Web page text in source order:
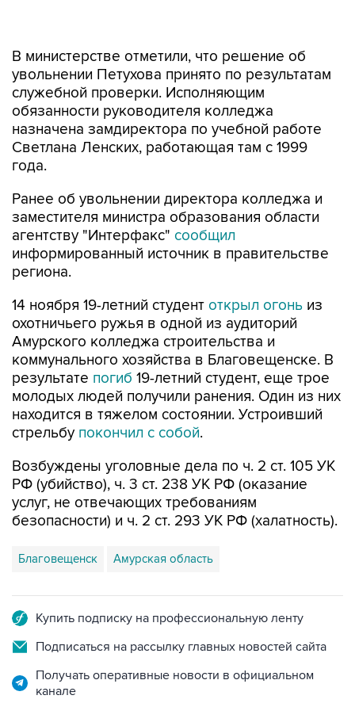
служебной проверки. Исполняющим
обязанности руководителя колледжа
назначена замдиректора по учебной работе
Светлана Ленских, работающая там с 1999
года.
Ранее об увольнении директора колледжа и
агентству "Интерфакс"сообщил
информированный источник в правительстве
региона.
14 ноября 19-летний студент
Амурского колледжа строительства и
коммунального хозяйства в Благовещенске. В
результатепогиб19-летний студент, еще трое
молодых людей получили ранения. Один из них
находится в тяжелом состоянии. Устроивший
стрельбупокончил с собой.
Возбуждены уголовные дела по ч. 2 ст. 105 УК
услуг, не отвечающих требованиям
безопасности) и ч. 2 ст. 293 УК РФ (халатность).
Благовещенск Амурская область
Подписаться на рассылку главных новостей сайта
Получать оперативные новости в официальном